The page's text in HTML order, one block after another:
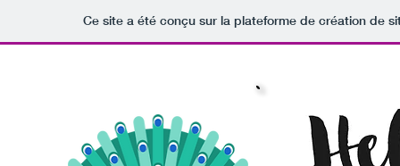
Ce site a été conçu sur la plateforme de création de